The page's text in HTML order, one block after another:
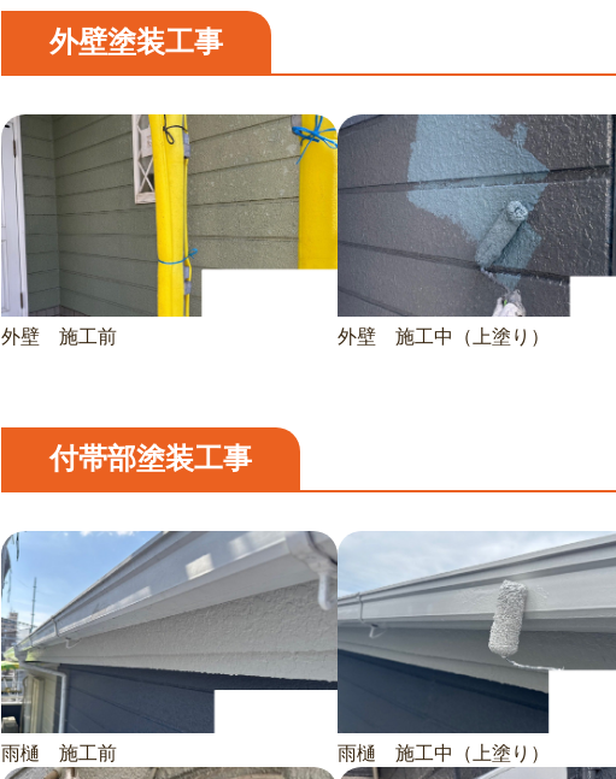
外壁塗装工事
外壁 施工前 外壁 施工中（上塗り）
付帯部塗装工事
雨樋 施工前 雨樋 施工中（上塗り）